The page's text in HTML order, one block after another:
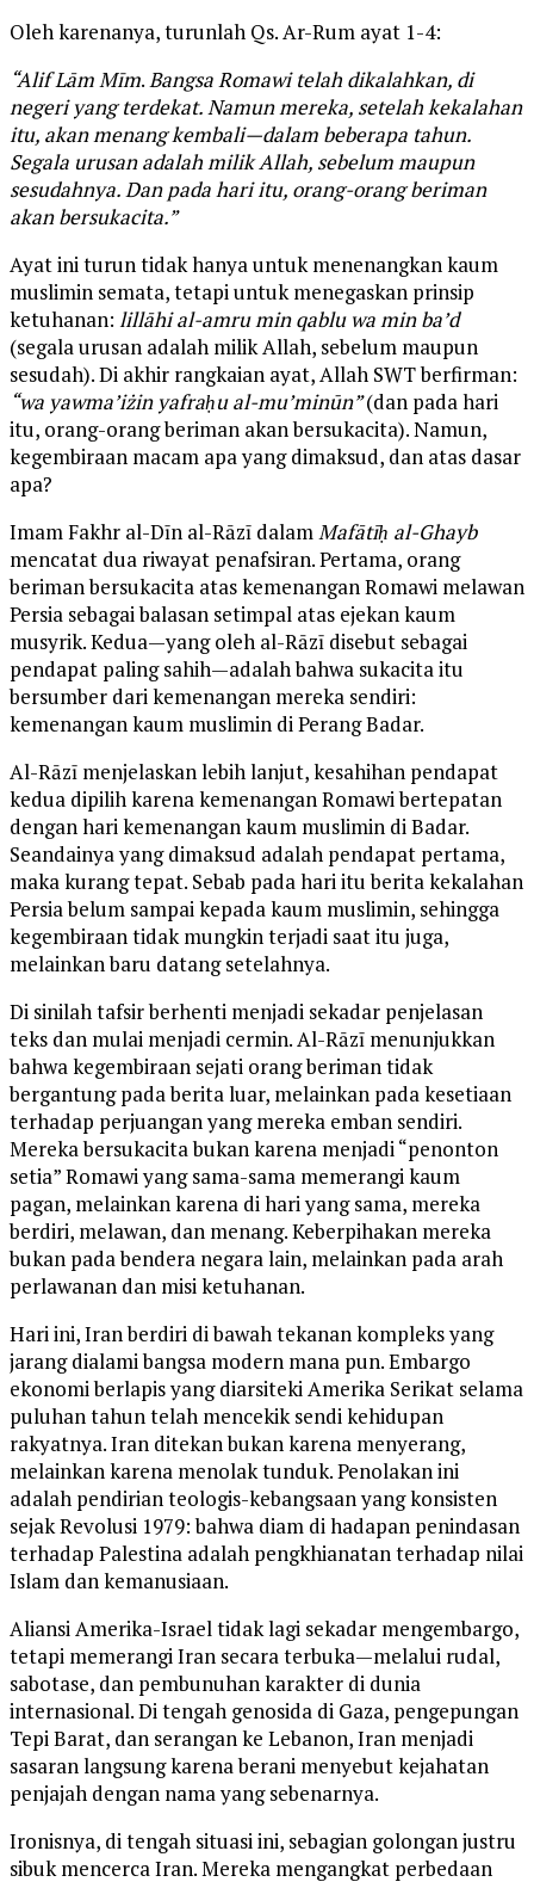
Oleh karenanya, turunlah Qs. Ar-Rum ayat 1-4:
“Alif Lām Mīm.Bangsa Romawi telah dikalahkan, di
negeri yang terdekat. Namun mereka, setelah kekalahan
itu, akan menang kembali—dalam beberapa tahun.
Segala urusan adalah milik Allah, sebelum maupun
sesudahnya. Dan pada hari itu, orang-orang beriman
akan bersukacita.”
Ayat ini turun tidak hanya untuk menenangkan kaum
muslimin semata, tetapi untuk menegaskan prinsip
ketuhanan: lillāhi al-amru min qablu wa min ba’d
(segala urusan adalah milik Allah, sebelum maupun
sesudah). Di akhir rangkaian ayat, Allah SWT berfirman:
“wa yawma’iżin yafraḥu al-mu’minūn”(dan pada hari
itu, orang-orang beriman akan bersukacita). Namun,
kegembiraan macam apa yang dimaksud, dan atas dasar
apa?
Imam Fakhr al-Dīn al-Rāzī dalamMafātīḥ al-Ghayb
mencatat dua riwayat penafsiran. Pertama, orang
beriman bersukacita atas kemenangan Romawi melawan
Persia sebagai balasan setimpal atas ejekan kaum
musyrik. Kedua—yang oleh al-Rāzī disebut sebagai
pendapat paling sahih—adalah bahwa sukacita itu
bersumber dari kemenangan mereka sendiri:
kemenangan kaum muslimin di Perang Badar.
Al-Rāzī menjelaskan lebih lanjut, kesahihan pendapat
kedua dipilih karena kemenangan Romawi bertepatan
dengan hari kemenangan kaum muslimin di Badar.
Seandainya yang dimaksud adalah pendapat pertama,
maka kurang tepat. Sebab pada hari itu berita kekalahan
Persia belum sampai kepada kaum muslimin, sehingga
kegembiraan tidak mungkin terjadi saat itu juga,
melainkan baru datang setelahnya.
Di sinilah tafsir berhenti menjadi sekadar penjelasan
teks dan mulai menjadi cermin. Al-Rāzī menunjukkan
bahwa kegembiraan sejati orang beriman tidak
bergantung pada berita luar, melainkan pada kesetiaan
terhadap perjuangan yang mereka emban sendiri.
Mereka bersukacita bukan karena menjadi “penonton
setia” Romawi yang sama-sama memerangi kaum
pagan, melainkan karena di hari yang sama, mereka
berdiri, melawan, dan menang. Keberpihakan mereka
bukan pada bendera negara lain, melainkan pada arah
perlawanan dan misi ketuhanan.
Hari ini, Iran berdiri di bawah tekanan kompleks yang
jarang dialami bangsa modern mana pun. Embargo
ekonomi berlapis yang diarsiteki Amerika Serikat selama
puluhan tahun telah mencekik sendi kehidupan
rakyatnya. Iran ditekan bukan karena menyerang,
melainkan karena menolak tunduk. Penolakan ini
adalah pendirian teologis-kebangsaan yang konsisten
sejak Revolusi 1979: bahwa diam di hadapan penindasan
terhadap Palestina adalah pengkhianatan terhadap nilai
Islam dan kemanusiaan.
Aliansi Amerika-Israel tidak lagi sekadar mengembargo,
tetapi memerangi Iran secara terbuka—melalui rudal,
sabotase, dan pembunuhan karakter di dunia
internasional. Di tengah genosida di Gaza, pengepungan
Tepi Barat, dan serangan ke Lebanon, Iran menjadi
sasaran langsung karena berani menyebut kejahatan
penjajah dengan nama yang sebenarnya.
Ironisnya, di tengah situasi ini, sebagian golongan justru
sibuk mencerca Iran. Mereka mengangkat perbedaan